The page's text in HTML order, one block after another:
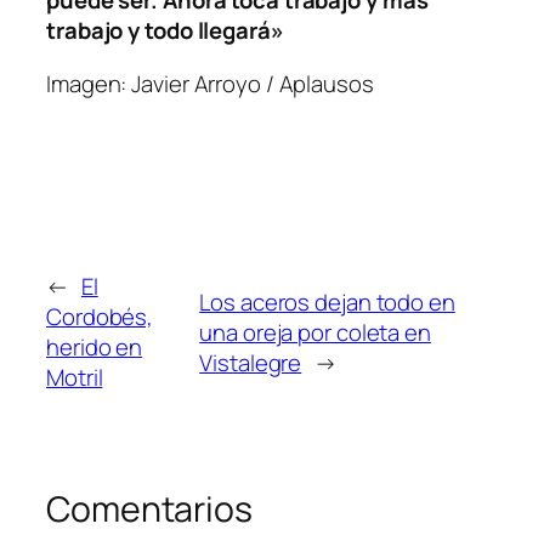
trabajo y todo llegará»
Imagen: Javier Arroyo / Aplausos
← El
Cordobés,
herido en
Motril
Los aceros dejan todo en
una oreja por coleta en
Vistalegre →
Comentarios